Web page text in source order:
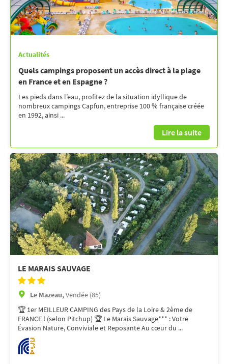
Actualités
Quels campings proposent un accès direct à la plage
en France et en Espagne ?
Les pieds dans l’eau, profitez de la situation idyllique de
nombreux campings Capfun, entreprise 100 % française créée
en 1992, ainsi ...
Lire la suite
LE MARAIS SAUVAGE
Le Mazeau,Vendée (85)
🏆 1er MEILLEUR CAMPING des Pays de la Loire & 2ème de
FRANCE ! (selon Pitchup) 🏆 Le Marais Sauvage*** : Votre
Évasion Nature, Conviviale et Reposante Au cœur du ...